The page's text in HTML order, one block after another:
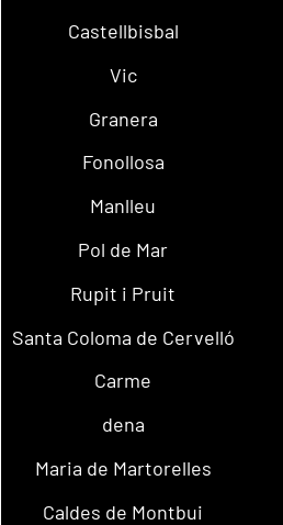
Castellbisbal
Vic
Granera
Fonollosa
Manlleu
Pol de Mar
Rupit i Pruit
Santa Coloma de Cervelló
Carme
dena
Maria de Martorelles
Caldes de Montbui